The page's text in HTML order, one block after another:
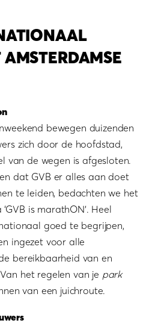
bewegen duizenden
zich door de hoofdstad,
van de wegen is afgesloten.
dat GVB er alles aan doet
te leiden, bedachten we het
is marathON’. Heel
goed te begrijpen,
ingezet voor alle
bereikbaarheid van en
het regelen van je park
van een juichroute.